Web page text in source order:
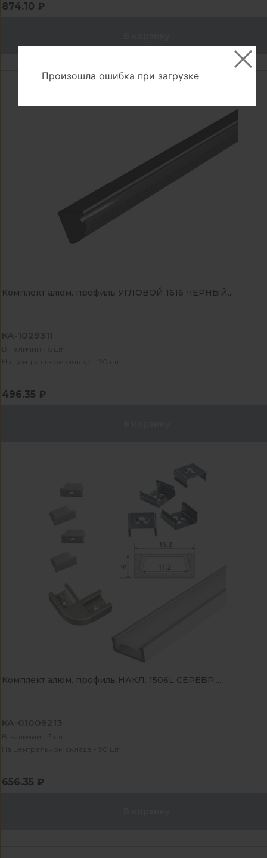
874.10 ₽
Комплект алюм. профиль УГЛОВОЙ 1616 ЧЕРНЫЙ...
КА-1029311
В наличии - 6 шт
На центральном складе - 20 шт
496.35 ₽
Комплект алюм. профиль НАКЛ. 1506L СЕРЕБР....
КА-01009213
В наличии - 3 шт
На центральном складе - 90 шт
656.35 ₽
Произошла ошибка при загрузке